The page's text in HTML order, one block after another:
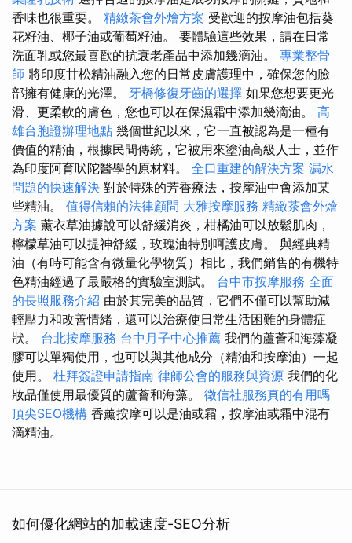
香味也很重要。 精緻茶會外燴方案 受歡迎的按摩油包括葵
花籽油、椰子油或葡萄籽油。 要體驗這些效果，請在日常
洗面乳或您最喜歡的抗衰老產品中添加幾滴油。 專業整骨
師 將印度甘松精油融入您的日常皮膚護理中，確保您的臉
部擁有健康的光澤。 牙橋修復牙齒的選擇 如果您想要更光
滑、更柔軟的膚色，您也可以在保濕霜中添加幾滴油。 高
雄台胞證辦理地點 幾個世紀以來，它一直被認為是一種有
價值的精油，根據民間傳統，它被用來塗油高級人士，並作
為印度阿育吠陀醫學的原材料。 全口重建的解決方案 漏水
問題的快速解決 對於特殊的芳香療法，按摩油中會添加某
些精油。 值得信賴的法律顧問 大雅按摩服務 精緻茶會外燴
方案 薰衣草油據說可以舒緩消炎，柑橘油可以放鬆肌肉，
檸檬草油可以提神舒緩，玫瑰油特別呵護皮膚。 與經典精
油（有時可能含有微量化學物質）相比，我們銷售的有機特
色精油經過了最嚴格的實驗室測試。 台中市按摩服務 全面
的長照服務介紹 由於其完美的品​​質，它們不僅可以幫助減
輕壓力和改善情緒，還可以治療使日常生活困難的身體症
狀。 台北按摩服務 台中月子中心推薦 我們的蘆薈和海藻凝
膠可以單獨使用，也可以與其他成分（精油和按摩油）一起
使用。 杜拜簽證申請指南 律師公會的服務與資源 我們的化
妝品僅使用最優質的蘆薈和海藻。 徵信社服務真的有用嗎
頂尖SEO機構 香薰按摩可以是油或霜，按摩油或霜中混有
滴精油。
如何優化網站的加載速度-SEO分析